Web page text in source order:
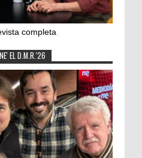
completa
EL D.M.R.'26